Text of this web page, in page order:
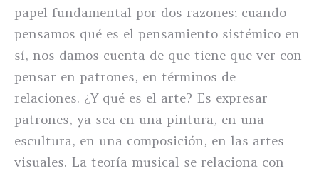
papel fundamental por dos razones: cuando
pensamos qué es el pensamiento sistémico en
sí, nos damos cuenta de que tiene que ver con
pensar en patrones, en términos de
relaciones. ¿Y qué es el arte? Es expresar
patrones, ya sea en una pintura, en una
escultura, en una composición, en las artes
visuales. La teoría musical se relaciona con